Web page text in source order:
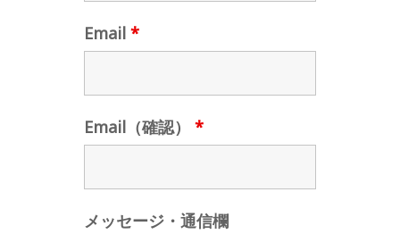
Email *
Email（確認） *
メッセージ・通信欄